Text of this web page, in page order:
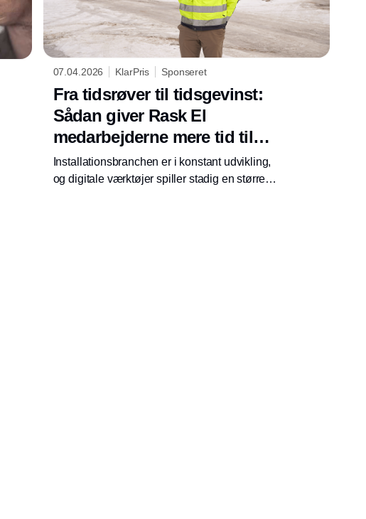
07.04.2026 KlarPris Sponseret
Fra tidsrøver til tidsgevinst:
Sådan giver Rask El
medarbejderne mere tid til
håndværket
Installationsbranchen er i konstant udvikling,
og digitale værktøjer spiller stadig en større